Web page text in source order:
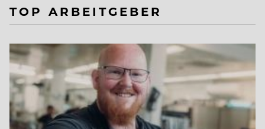
TOP ARBEITGEBER